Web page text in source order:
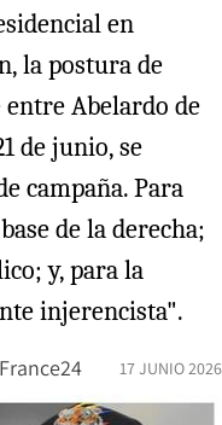
en
la postura de
Abelardo de
de junio, se
campaña. Para
de la derecha;
y, para la
injerencista".
17 JUNIO 2026